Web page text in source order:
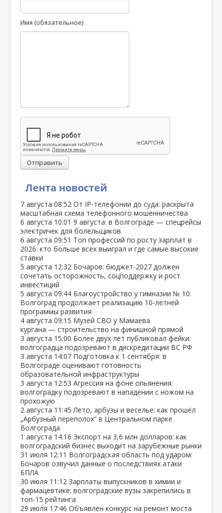
Лента новостей
7 августа 08:52 От IP‑телефонии до суда: раскрыта
масштабная схема телефонного мошенничества
6 августа 10:01 9 августа: в Волгограде — спецрейсы
электричек для болельщиков
6 августа 09:51 Топ профессий по росту зарплат в
2026: кто больше всех выиграл и где самые высокие
ставки
5 августа 12:32 Бочаров: бюджет‑2027 должен
сочетать осторожность, соцподдержку и рост
инвестиций
5 августа 09:44 Благоустройство у гимназии № 10:
Волгоград продолжает реализацию 10‑летней
программы развития
4 августа 09:15 Музей СВО у Мамаева
кургана — строительство на финишной прямой
3 августа 15:00 Более двух лет публиковал фейки:
волгоградца подозревают в дискредитации ВС РФ
3 августа 14:07 Подготовка к 1 сентября: в
Волгограде оценивают готовность
образовательной инфраструктуры
3 августа 12:53 Агрессия на фоне опьянения:
волгоградку подозревают в нападении с ножом на
прохожую
2 августа 11:45 Лето, арбузы и веселье: как прошёл
„Арбузный переполох“ в Центральном парке
Волгограда
1 августа 14:16 Экспорт на 3,6 млн долларов: как
волгоградский бизнес выходит на зарубежные рынки
31 июля 12:11 Волгоградская область под ударом:
Бочаров озвучил данные о последствиях атаки
БПЛА
30 июля 11:12 Зарплаты выпускников в химии и
фармацевтике: волгоградские вузы закрепились в
топ‑15 рейтинга
29 июля 17:46 Объявлен конкурс на ремонт моста
Имя (обязательное)
Отправить